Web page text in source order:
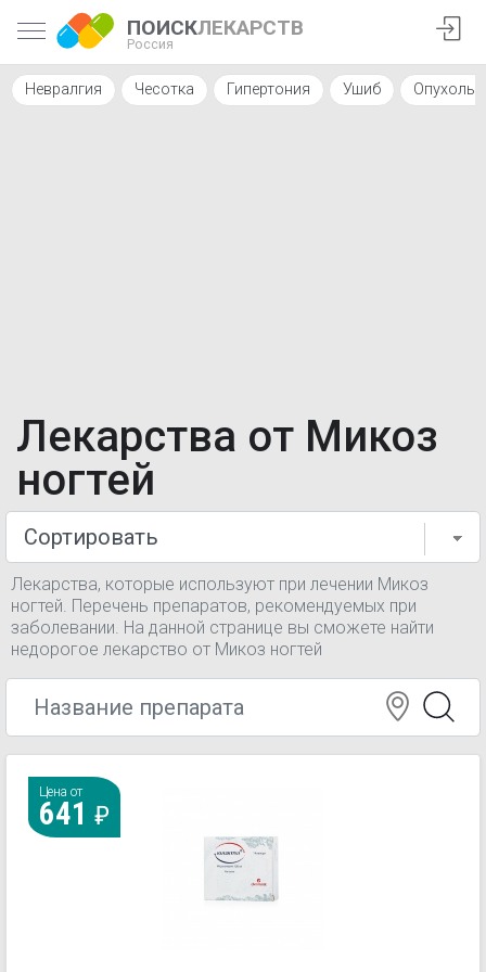
ПОИСКЛЕКАРСТВ
Россия
Невралгия Чесотка Гипертония Ушиб Опухоль
Лекарства от Микоз
ногтей
Лекарства, которые используют при лечении Микоз
ногтей. Перечень препаратов, рекомендуемых при
заболевании. На данной странице вы сможете найти
недорогое лекарство от Микоз ногтей
Цена от
641